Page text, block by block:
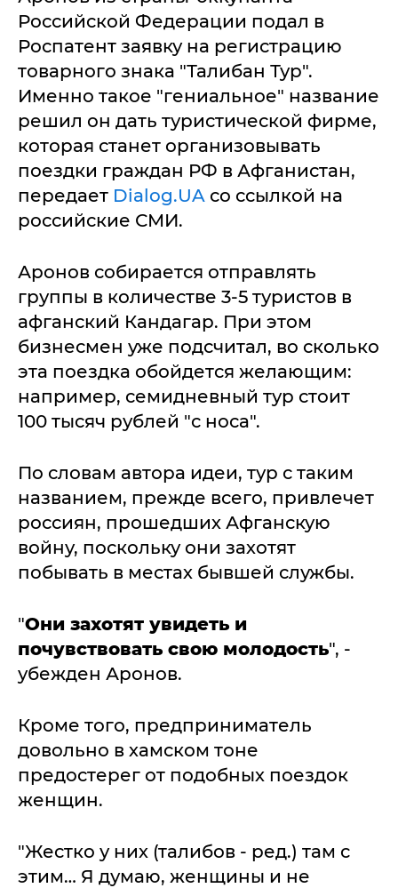
Российской Федерации подал в
Роспатент заявку на регистрацию
товарного знака "Талибан Тур".
Именно такое "гениальное" название
решил он дать туристической фирме,
которая станет организовывать
поездки граждан РФ в Афганистан,
передает Dialog.UA со ссылкой на
российские СМИ.
Аронов собирается отправлять
группы в количестве 3-5 туристов в
афганский Кандагар. При этом
бизнесмен уже подсчитал, во сколько
эта поездка обойдется желающим:
например, семидневный тур стоит
100 тысяч рублей "с носа".
По словам автора идеи, тур с таким
названием, прежде всего, привлечет
россиян, прошедших Афганскую
войну, поскольку они захотят
побывать в местах бывшей службы.
"Они захотят увидеть и
почувствовать свою молодость", -
убежден Аронов.
Кроме того, предприниматель
довольно в хамском тоне
предостерег от подобных поездок
женщин.
"Жестко у них (талибов - ред.) там с
этим… Я думаю, женщины и не